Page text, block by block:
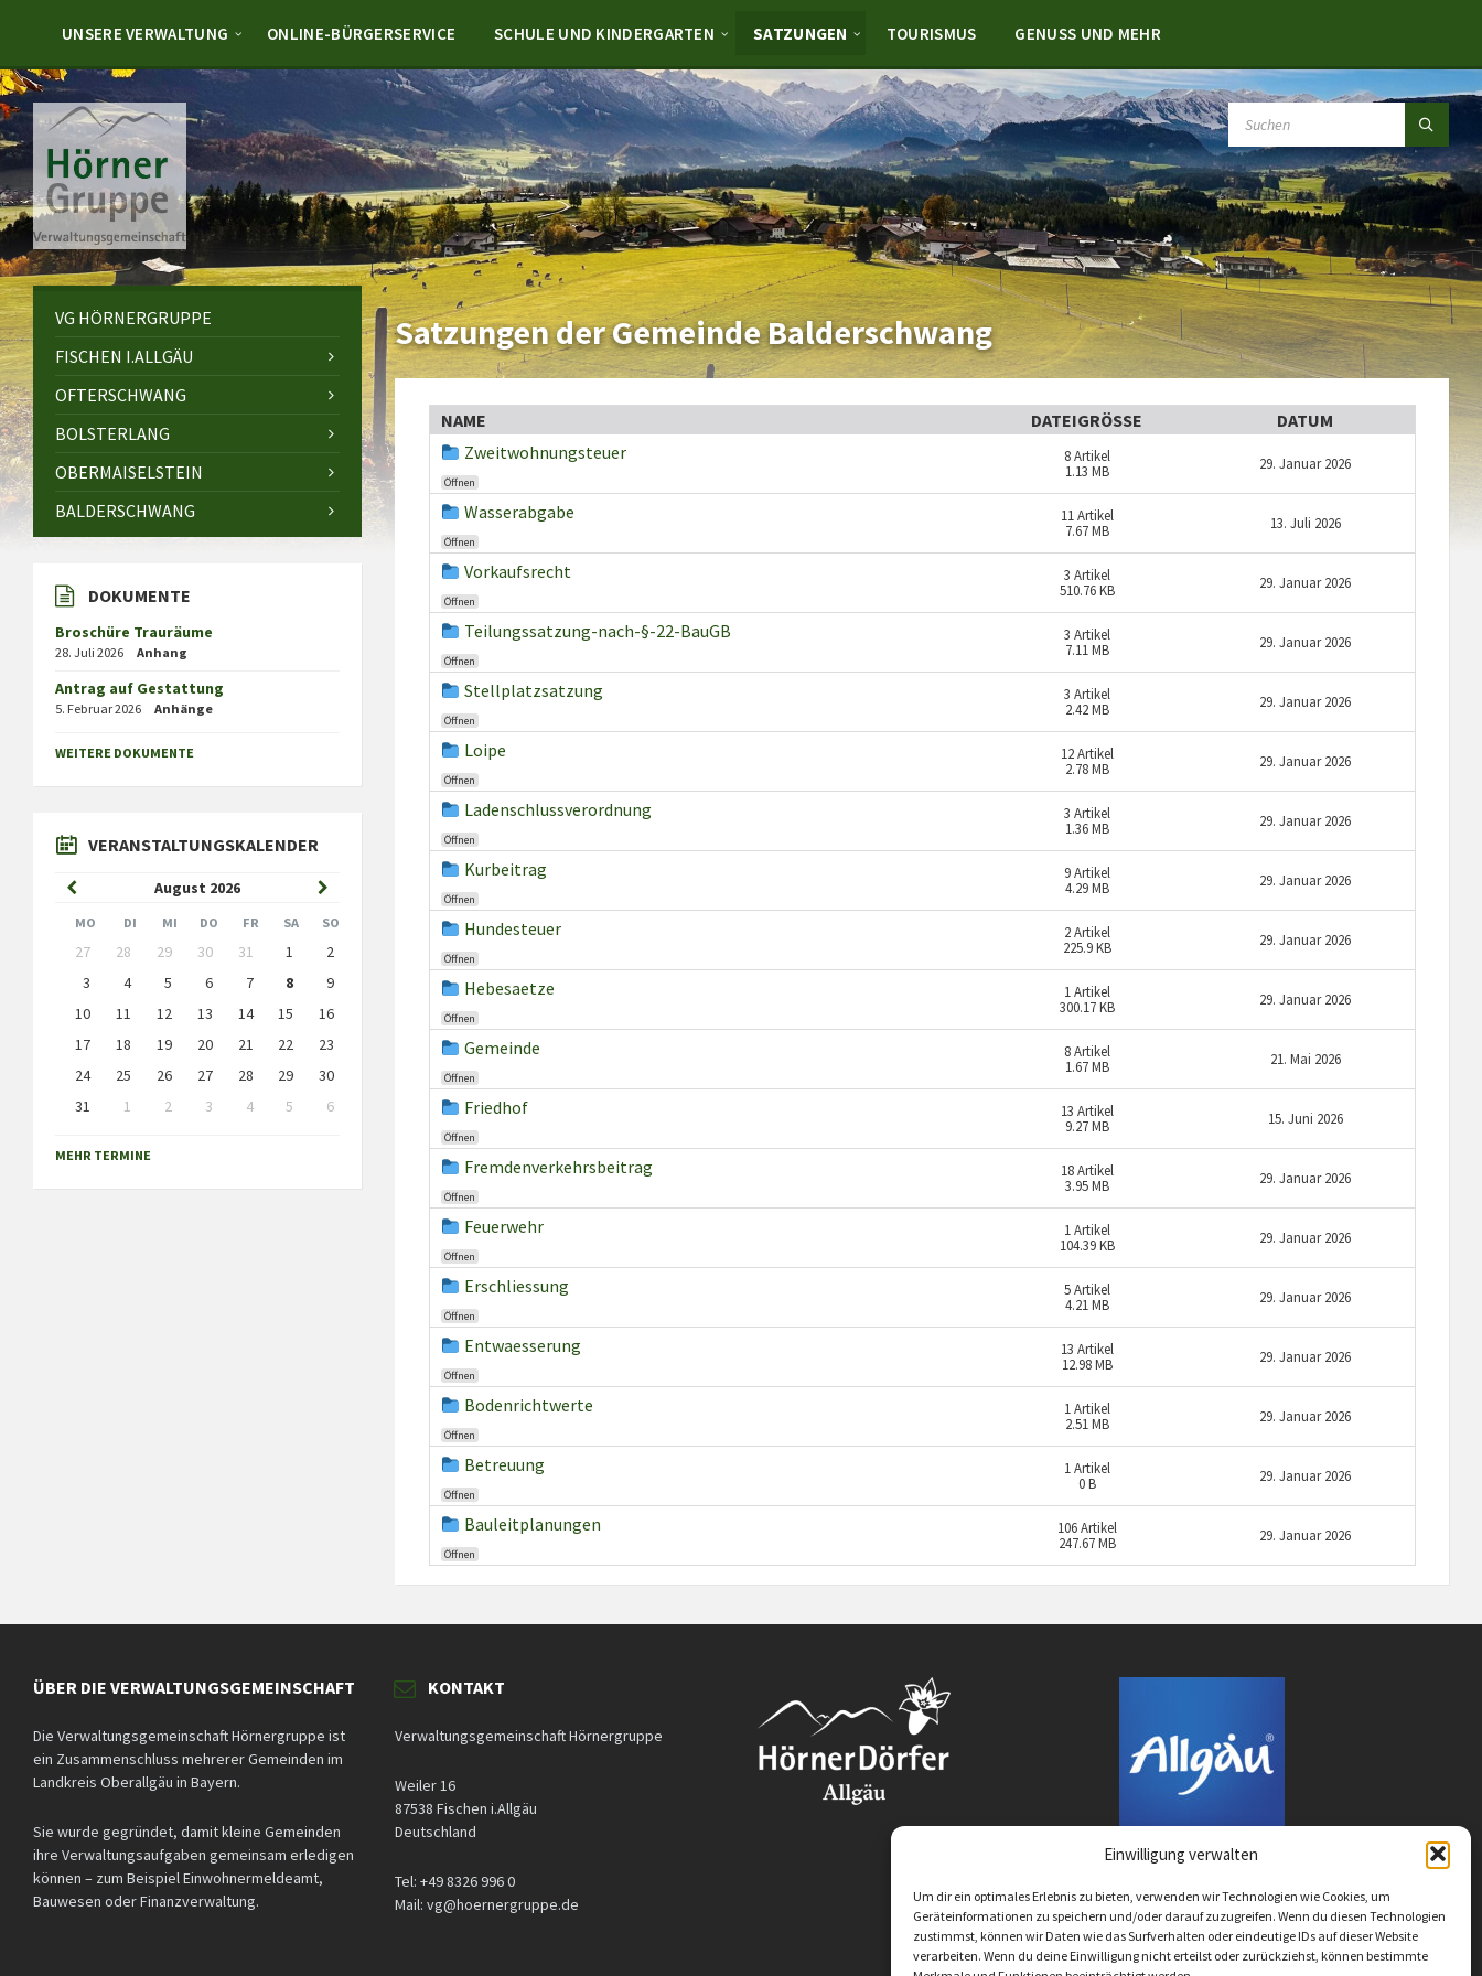
Einwilligung verwalten
Um dir ein optimales Erlebnis zu bieten, verwenden wir Technologien wie Cookies, um
Geräteinformationen zu speichern und/oder darauf zuzugreifen. Wenn du diesen Technologien
zustimmst, können wir Daten wie das Surfverhalten oder eindeutige IDs auf dieser Website
verarbeiten. Wenn du deine Einwilligung nicht erteilst oder zurückziehst, können bestimmte
sidebar
UNSERE VERWALTUNG ONLINE-BÜRGERSERVICE SCHULE UND KINDERGARTEN SATZUNGEN TOURISMUS GENUSS UND MEHR
SEARCH:
Satzungen der Gemeinde Balderschwang
NAME DATEIGRÖSSE
DATUM
Zweitwohnungsteuer
Öffnen
8Artikel
1.13 MB
29. Januar 2026
Wasserabgabe
Öffnen
11 Artikel
7.67 MB
13. Juli 2026
Vorkaufsrecht
Öffnen
3 Artikel
510.76 KB
29. Januar 2026
Teilungssatzung-nach-§-22-BauGB
Öffnen
3 Artikel
7.11 MB
29. Januar 2026
Stellplatzsatzung
Öffnen
3 Artikel
2.42 MB
29. Januar 2026
Loipe
Öffnen
12Artikel
2.78 MB
29. Januar 2026
Ladenschlussverordnung
Öffnen
3 Artikel
1.36 MB
29. Januar 2026
Kurbeitrag
Öffnen
9Artikel
4.29 MB
29. Januar 2026
Hundesteuer
Öffnen
2Artikel
225.9 KB
29. Januar 2026
Hebesaetze
Öffnen
1 Artikel
300.17 KB
29. Januar 2026
Gemeinde
Öffnen
8Artikel
1.67 MB
21. Mai 2026
Friedhof
Öffnen
13 Artikel
9.27 MB
15. Juni 2026
Fremdenverkehrsbeitrag
Öffnen
18Artikel
3.95 MB
29. Januar 2026
Feuerwehr
Öffnen
1 Artikel
104.39 KB
29. Januar 2026
Erschliessung
Öffnen
5Artikel
4.21 MB
29. Januar 2026
Entwaesserung
Öffnen
13 Artikel
12.98 MB
29. Januar 2026
Bodenrichtwerte
Öffnen
1 Artikel
2.51 MB
29. Januar 2026
Betreuung
Öffnen
1 Artikel
0 B
29. Januar 2026
Bauleitplanungen
Öffnen
106Artikel
247.67 MB
29. Januar 2026
VG HÖRNERGRUPPE
FISCHEN I.ALLGÄU
OFTERSCHWANG
BOLSTERLANG
OBERMAISELSTEIN
BALDERSCHWANG
DOKUMENTE
Broschüre Trauräume
28. Juli 2026 Anhang
Antrag auf Gestattung
5. Februar 2026 Anhänge
WEITERE DOKUMENTE
VERANSTALTUNGSKALENDER
August 2026
Previous
Month
Month
MO DI MI DO FR SA SO
Skip
calendar
days
27 28 29 30 31 1
2
3
4 5 6 7 8
9
10
11 12 13 14 15
16
17
18 19 20 21 22
23
24
25 26 27 28 29
30
31
1 2 3 4 5
6
to
calendar
MEHR TERMINE
ÜBER DIE VERWALTUNGSGEMEINSCHAFT
Die Verwaltungsgemeinschaft Hörnergruppe ist
ein Zusammenschluss mehrerer Gemeinden im
Landkreis Oberallgäu in Bayern.
Sie wurde gegründet, damit kleine Gemeinden
ihre Verwaltungsaufgaben gemeinsam erledigen
können – zum Beispiel Einwohnermeldeamt,
Bauwesen oder Finanzverwaltung.
KONTAKT
Verwaltungsgemeinschaft Hörnergruppe
Weiler 16
87538 Fischen i.Allgäu
Deutschland
Tel: +49 8326 996 0
Mail: vg@hoernergruppe.de